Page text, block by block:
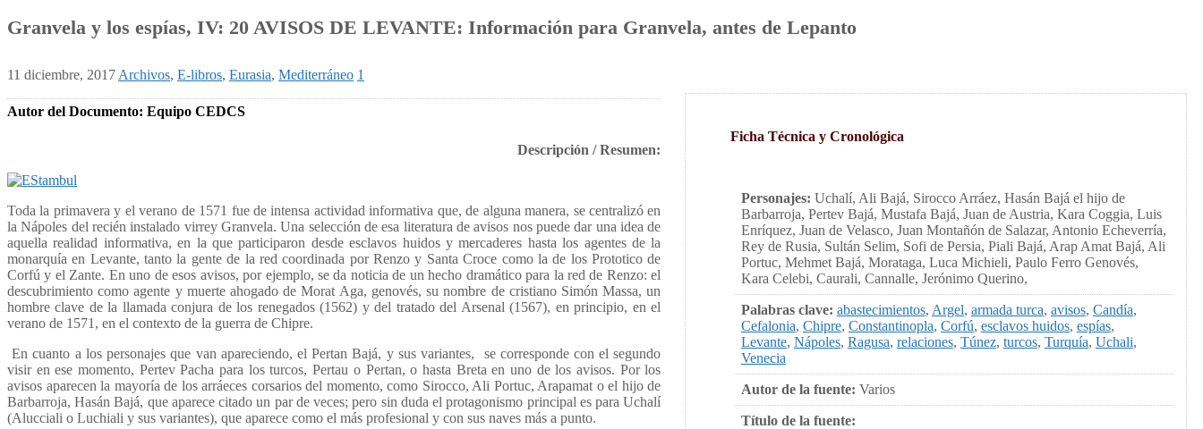
Granvela y los espías, IV: 20 AVISOS DE LEVANTE: Información para Granvela, antes de Lepanto
11 diciembre, 2017 Archivos, E-libros, Eurasia, Mediterráneo 1
Autor del Documento: Equipo CEDCS
Descripción / Resumen:
Toda la primavera y el verano de 1571 fue de intensa actividad informativa que, de alguna manera, se centralizó en
la Nápoles del recién instalado virrey Granvela. Una selección de esa literatura de avisos nos puede dar una idea de
aquella realidad informativa, en la que participaron desde esclavos huidos y mercaderes hasta los agentes de la
monarquía en Levante, tanto la gente de la red coordinada por Renzo y Santa Croce como la de los Prototico de
Corfú y el Zante. En uno de esos avisos, por ejemplo, se da noticia de un hecho dramático para la red de Renzo: el
descubrimiento como agente y muerte ahogado de Morat Aga, genovés, su nombre de cristiano Simón Massa, un
hombre clave de la llamada conjura de los renegados (1562) y del tratado del Arsenal (1567), en principio, en el
verano de 1571, en el contexto de la guerra de Chipre.
En cuanto a los personajes que van apareciendo, el Pertan Bajá, y sus variantes, se corresponde con el segundo
visir en ese momento, Pertev Pacha para los turcos, Pertau o Pertan, o hasta Breta en uno de los avisos. Por los
avisos aparecen la mayoría de los arráeces corsarios del momento, como Sirocco, Ali Portuc, Arapamat o el hijo de
Barbarroja, Hasán Bajá, que aparece citado un par de veces; pero sin duda el protagonismo principal es para Uchalí
(Alucciali o Luchiali y sus variantes), que aparece como el más profesional y con sus naves más a punto.
Ficha Técnica y Cronológica
Personajes: Uchalí, Ali Bajá, Sirocco Arráez, Hasán Bajá el hijo de
Barbarroja, Pertev Bajá, Mustafa Bajá, Juan de Austria, Kara Coggia, Luis
Enríquez, Juan de Velasco, Juan Montañón de Salazar, Antonio Echeverría,
Rey de Rusia, Sultán Selim, Sofi de Persia, Piali Bajá, Arap Amat Bajá, Ali
Portuc, Mehmet Bajá, Morataga, Luca Michieli, Paulo Ferro Genovés,
Kara Celebi, Caurali, Cannalle, Jerónimo Querino,
Palabras clave: abastecimientos, Argel, armada turca, avisos, Candía,
Cefalonia, Chipre, Constantinopla, Corfú, esclavos huidos, espías,
Levante, Nápoles, Ragusa, relaciones, Túnez, turcos, Turquía, Uchali,
Venecia
Autor de la fuente: Varios
Título de la fuente: